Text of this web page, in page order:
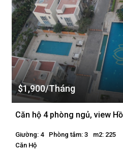
$1,900/Tháng
Giường: 4 Phòng tắm: 3
m2: 225
Căn Hộ